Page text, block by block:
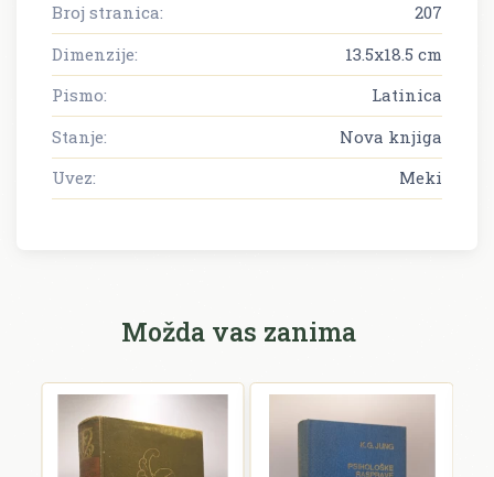
Broj stranica:
207
Dimenzije:
13.5x18.5 cm
Pismo:
Latinica
Stanje:
Nova knjiga
Uvez:
Meki
Možda vas zanima